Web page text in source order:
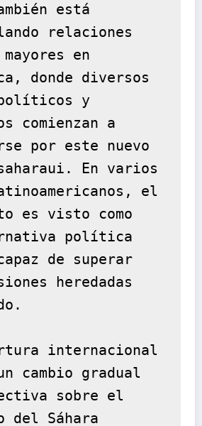
está
relaciones
en
donde diversos
y
comienzan a
por este nuevo
En varios
el
es visto como
política
de superar
heredadas
internacional
cambio gradual
sobre el
del Sáhara